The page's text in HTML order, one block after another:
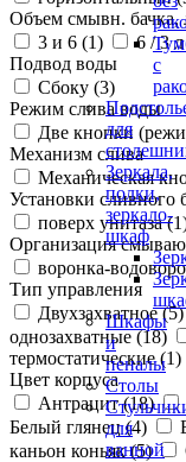
с
для
Зеркала,
полки,
зеркало-
шкаф
Шкафы
и
пеналы
Столы
для
ванной
Объем смывн. бачка,
3 и 6 (1) 6 / 3
Подвод воды
Сбоку (3)
Режим слива воды
Две кнопки
Механизм слива
Механическая
Установки сливного
поверх унитаза (1
Организация
воронка-
Тип управления
Двухзахватное (5
однозахватные (18)
термостатические (1)
Цвет корпуса
Антрацит (18)
Белый глянец (4)
каньон коньяк (5)